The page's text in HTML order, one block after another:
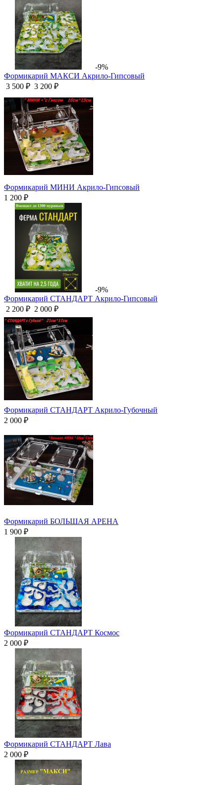
-9%
Формикарий МАКСИ Акрило-Гипсовый
3 500 ₽ 3 200 ₽
Формикарий МИНИ Акрило-Гипсовый
1 200 ₽
-9%
Формикарий СТАНДАРТ Акрило-Гипсовый
2 200 ₽ 2 000 ₽
Формикарий СТАНДАРТ Акрило-Губочный
2 000 ₽
Формикарий БОЛЬШАЯ АРЕНА
1 900 ₽
Формикарий СТАНДАРТ Космос
2 000 ₽
Формикарий СТАНДАРТ Лава
2 000 ₽